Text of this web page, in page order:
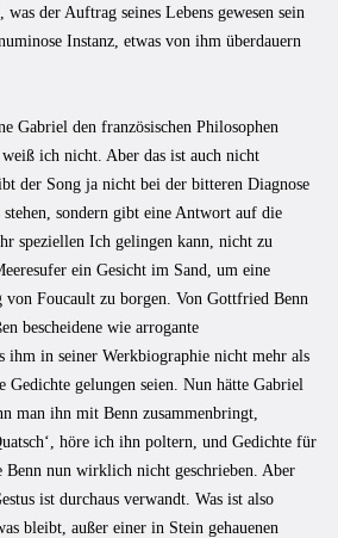
der Auftrag seines Lebens gewesen sein
Instanz, etwas von ihm überdauern
Gabriel den französischen Philosophen
ich nicht. Aber das ist auch nicht
der Song ja nicht bei der bitteren Diagnose
stehen, sondern gibt eine Antwort auf die
speziellen Ich gelingen kann, nicht zu
ein Gesicht im Sand, um eine
Foucault zu borgen. Von Gottfried Benn
bescheidene wie arrogante
ihm in seiner Werkbiographie nicht mehr als
Gedichte gelungen seien. Nun hätte Gabriel
man ihn mit Benn zusammenbringt,
höre ich ihn poltern, und Gedichte für
Benn nun wirklich nicht geschrieben. Aber
ist durchaus verwandt. Was ist also
bleibt, außer einer in Stein gehauenen